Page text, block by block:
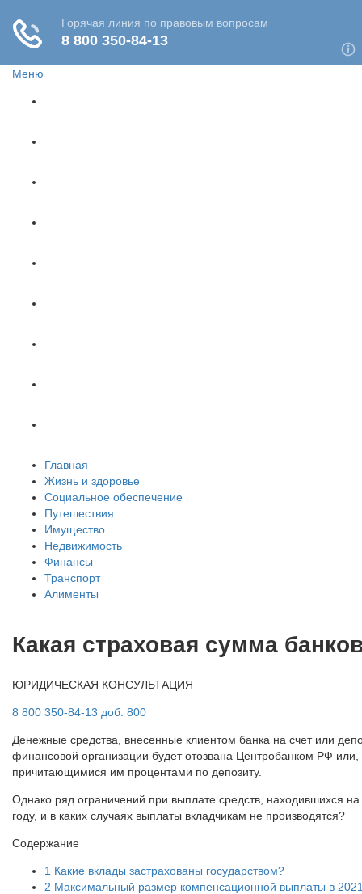
Меню
Главная
Жизнь и здоровье
Социальное обеспечение
Путешествия
Имущество
Недвижимость
Финансы
Транспорт
Алименты
Какая страховая сумма
ЮРИДИЧЕСКАЯ КОНСУЛЬТАЦИЯ
8 800 350-84-13 доб. 800
Денежные средства, внесенные клиентом банка на счет или
финансовой организации будет отозвана Центробанком РФ
причитающимися им процентами по депозиту.
Однако ряд ограничений при выплате средств, находившихся
году, и в каких случаях выплаты вкладчикам не производятся?
Содержание
1 Какие вклады застрахованы государством?
2 Максимальный размер компенсационной выплаты в